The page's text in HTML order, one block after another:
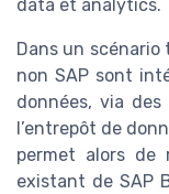
data et analytics.
Dans un scénario
non SAP sont
données, via
l’entrepôt de
permet alors de
existant de SAP